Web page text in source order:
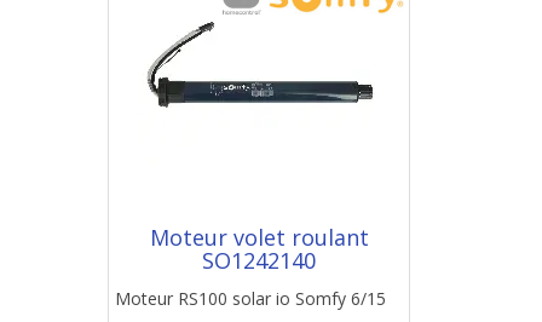
Moteur volet roulant
SO1242140
Moteur RS100 solar io Somfy 6/15